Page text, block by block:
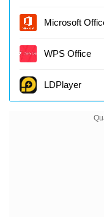
Microsoft
(16.0
WPS Office
LDPlayer